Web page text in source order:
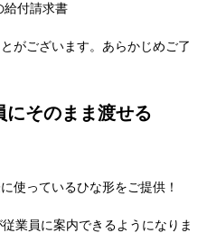
付請求書
がございます。あらかじめご了
そのまま渡せる
使っているひな形をご提供！
業員に案内できるようになりま